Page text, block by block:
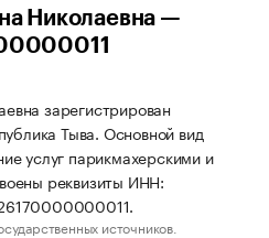
Николаевна —
зарегистрирован
Тыва. Основной вид
услуг парикмахерскими и
реквизиты ИНН:
источников.